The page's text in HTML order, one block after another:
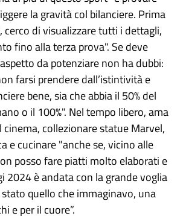
la gravità col bilanciere. Prima
cerco di visualizzare tutti i dettagli,
fino alla terza prova". Se deve
da potenziare non ha dubbi:
farsi prendere dall’istintività e
bene, sia che abbia il 50% del
o il 100%". Nel tempo libero, ama
collezionare statue Marvel,
e cucinare "anche se, vicino alle
posso fare piatti molto elaborati e
2024 è andata con la grande voglia
quello che immaginavo, una
e per il cuore”.